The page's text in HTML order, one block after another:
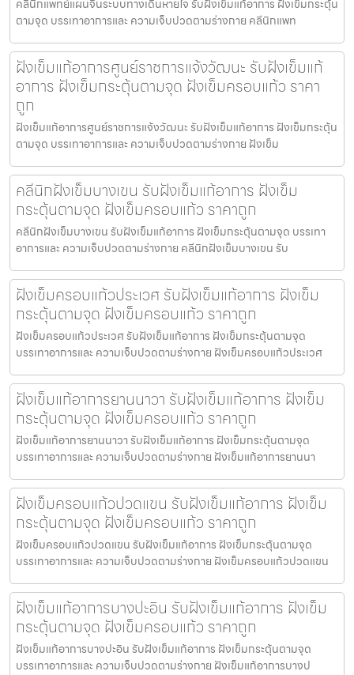
คลีนิกแพทย์แผนจีนระบบทางเดินหายใจ รับฝังเข็มแก้อาการ ฝังเข็มกระตุ้น
ตามจุด บรรเทาอาการและ ความเจ็บปวดตามร่างกาย คลีนิกแพท
ฝังเข็มแก้อาการศูนย์ราชการแจ้งวัฒนะ รับฝังเข็มแก้
อาการ ฝังเข็มกระตุ้นตามจุด ฝังเข็มครอบแก้ว ราคา
ถูก
ฝังเข็มแก้อาการศูนย์ราชการแจ้งวัฒนะ รับฝังเข็มแก้อาการ ฝังเข็มกระตุ้น
ตามจุด บรรเทาอาการและ ความเจ็บปวดตามร่างกาย ฝังเข็ม
คลีนิกฝังเข็มบางเขน รับฝังเข็มแก้อาการ ฝังเข็ม
กระตุ้นตามจุด ฝังเข็มครอบแก้ว ราคาถูก
คลีนิกฝังเข็มบางเขน รับฝังเข็มแก้อาการ ฝังเข็มกระตุ้นตามจุด บรรเทา
อาการและ ความเจ็บปวดตามร่างกาย คลีนิกฝังเข็มบางเขน รับ
ฝังเข็มครอบแก้วประเวศ รับฝังเข็มแก้อาการ ฝังเข็ม
กระตุ้นตามจุด ฝังเข็มครอบแก้ว ราคาถูก
ฝังเข็มครอบแก้วประเวศ รับฝังเข็มแก้อาการ ฝังเข็มกระตุ้นตามจุด
บรรเทาอาการและ ความเจ็บปวดตามร่างกาย ฝังเข็มครอบแก้วประเวศ
ฝังเข็มแก้อาการยานนาวา รับฝังเข็มแก้อาการ ฝังเข็ม
กระตุ้นตามจุด ฝังเข็มครอบแก้ว ราคาถูก
ฝังเข็มแก้อาการยานนาวา รับฝังเข็มแก้อาการ ฝังเข็มกระตุ้นตามจุด
บรรเทาอาการและ ความเจ็บปวดตามร่างกาย ฝังเข็มแก้อาการยานนา
ฝังเข็มครอบแก้วปวดแขน รับฝังเข็มแก้อาการ ฝังเข็ม
กระตุ้นตามจุด ฝังเข็มครอบแก้ว ราคาถูก
ฝังเข็มครอบแก้วปวดแขน รับฝังเข็มแก้อาการ ฝังเข็มกระตุ้นตามจุด
บรรเทาอาการและ ความเจ็บปวดตามร่างกาย ฝังเข็มครอบแก้วปวดแขน
ฝังเข็มแก้อาการบางปะอิน รับฝังเข็มแก้อาการ ฝังเข็ม
กระตุ้นตามจุด ฝังเข็มครอบแก้ว ราคาถูก
ฝังเข็มแก้อาการบางปะอิน รับฝังเข็มแก้อาการ ฝังเข็มกระตุ้นตามจุด
บรรเทาอาการและ ความเจ็บปวดตามร่างกาย ฝังเข็มแก้อาการบางป